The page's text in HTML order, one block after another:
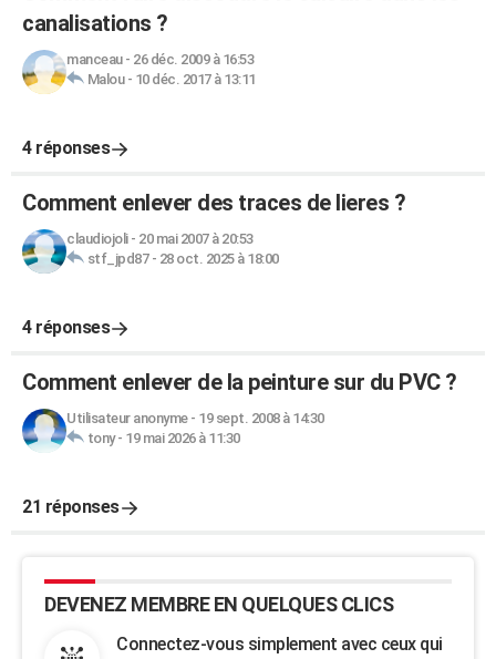
canalisations ?
manceau- 26 déc. 2009 à 16:53
Malou- 10 déc. 2017 à 13:11
4 réponses
Comment enlever des traces de lieres ?
claudiojoli- 20 mai 2007 à 20:53
stf_jpd87- 28 oct. 2025 à 18:00
4 réponses
Comment enlever de la peinture sur du PVC ?
Utilisateur anonyme- 19 sept. 2008 à 14:30
tony- 19 mai 2026 à 11:30
21 réponses
DEVENEZ MEMBRE EN QUELQUES CLICS
Connectez-vous simplement avec ceux qui